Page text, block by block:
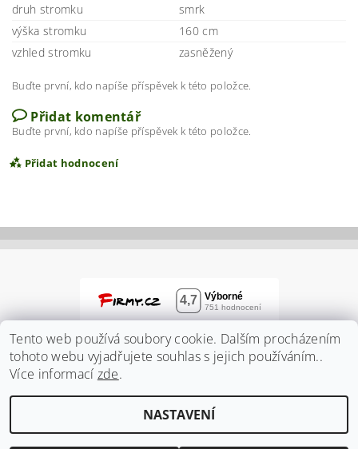
druh stromku
smrk
výška stromku
160 cm
vzhled stromku
zasněžený
Buďte první, kdo napíše příspěvek k této položce.
Přidat komentář
Buďte první, kdo napíše příspěvek k této položce.
Přidat hodnocení
Vložením hodnocení souhlasíte spodmínkami
ochrany osobních údajů
2026 ©Zahradnidum.cz, všechna práva vyhrazena
Tento web používá soubory cookie. Dalším procházením
tohoto webu vyjadřujete souhlas s jejich používáním..
Více informací zde.
NASTAVENÍ